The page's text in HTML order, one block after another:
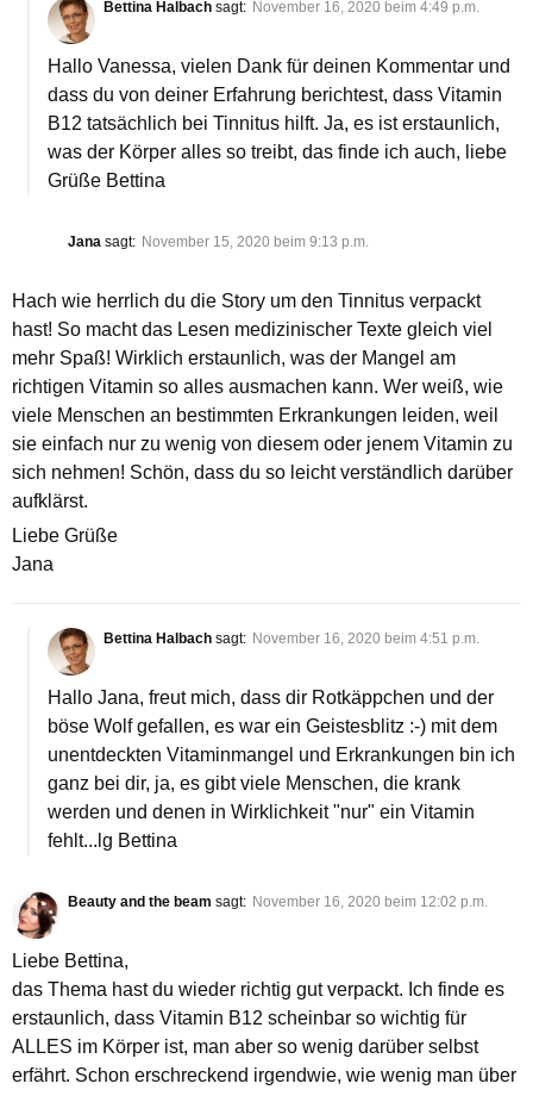
Bettina Halbach sagt: November 16, 2020 beim 4:49 p.m.
Hallo Vanessa, vielen Dank für deinen Kommentar und
dass du von deiner Erfahrung berichtest, dass Vitamin
B12 tatsächlich bei Tinnitus hilft. Ja, es ist erstaunlich,
was der Körper alles so treibt, das finde ich auch, liebe
Grüße Bettina
Jana sagt: November 15, 2020 beim 9:13 p.m.
Hach wie herrlich du die Story um den Tinnitus verpackt
hast! So macht das Lesen medizinischer Texte gleich viel
mehr Spaß! Wirklich erstaunlich, was der Mangel am
richtigen Vitamin so alles ausmachen kann. Wer weiß, wie
viele Menschen an bestimmten Erkrankungen leiden, weil
sie einfach nur zu wenig von diesem oder jenem Vitamin zu
sich nehmen! Schön, dass du so leicht verständlich darüber
aufklärst.
Liebe Grüße
Jana
Bettina Halbach sagt: November 16, 2020 beim 4:51 p.m.
Hallo Jana, freut mich, dass dir Rotkäppchen und der
böse Wolf gefallen, es war ein Geistesblitz :-) mit dem
unentdeckten Vitaminmangel und Erkrankungen bin ich
ganz bei dir, ja, es gibt viele Menschen, die krank
werden und denen in Wirklichkeit "nur" ein Vitamin
fehlt...lg Bettina
Beauty and the beam sagt: November 16, 2020 beim 12:02 p.m.
Liebe Bettina,
das Thema hast du wieder richtig gut verpackt. Ich finde es
erstaunlich, dass Vitamin B12 scheinbar so wichtig für
ALLES im Körper ist, man aber so wenig darüber selbst
erfährt. Schon erschreckend irgendwie, wie wenig man über